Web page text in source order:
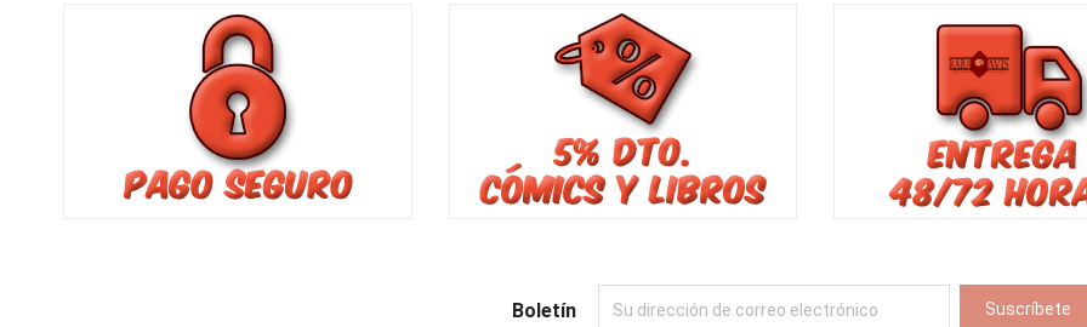
Boletín